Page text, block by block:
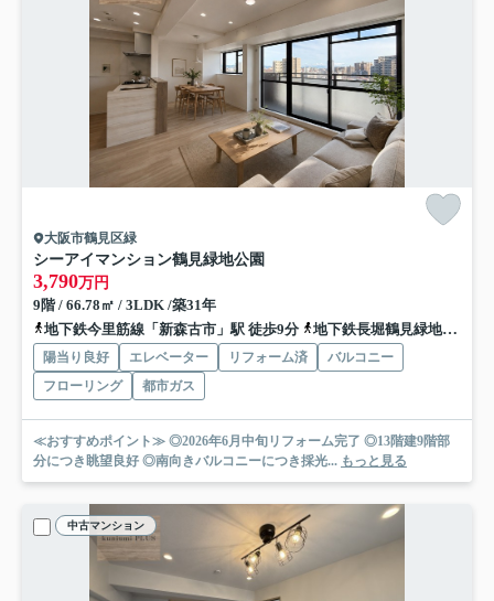
大阪市鶴見区緑
シーアイマンション鶴見緑地公園
3,790万円
9階 / 66.78㎡ / 3LDK /築31年
地下鉄今里筋線「新森古市」駅 徒歩9分
地下鉄長堀鶴見緑地「今福鶴見」駅 徒歩15分
陽当り良好 エレベーター リフォーム済
バルコニー
フローリング
都市ガス
≪おすすめポイント≫ ◎2026年6月中旬リフォーム完了 ◎13階建9階部
分につき眺望良好 ◎南向きバルコニーにつき採光... もっと見る
中古マンション